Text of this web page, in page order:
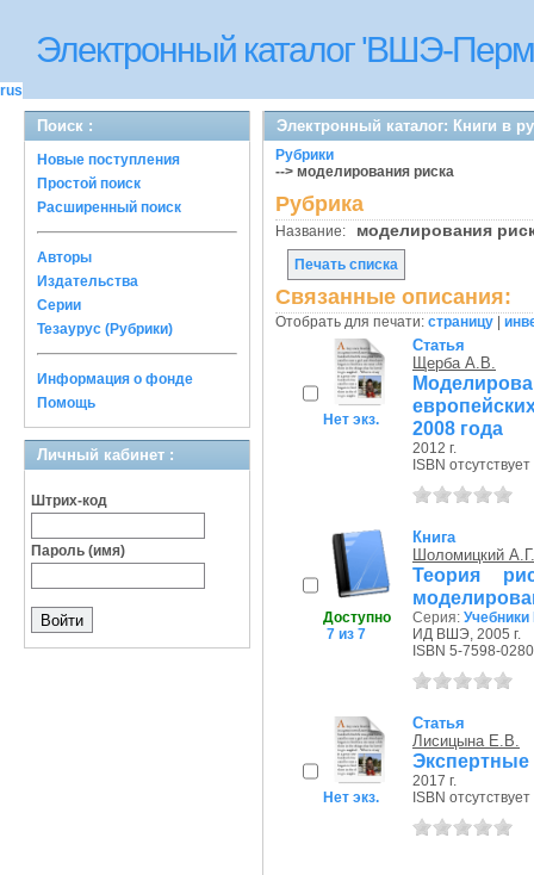
Электронный каталог 'ВШЭ-
rus
Поиск :
Новые поступления
Простой поиск
Расширенный поиск
Авторы
Издательства
Серии
Тезаурус (Рубрики)
Информация о фонде
Помощь
Личный кабинет :
Штрих-код
Пароль (имя)
Электронный каталог: Книги в
Рубрики
--> моделирования риска
Рубрика
Название: моделирования
Печать списка
Связанные описания:
Отобрать для печати: страницу
Нет экз.
Статья
Щерба А.В.
2008 года
2012 г.
ISBN отсутствует
Доступно
7 из 7
Книга
Шоломицкий А.Г.
Теория
Серия:
ИД ВШЭ, 2005 г.
ISBN 5-7598-
Нет экз.
Статья
Лисицына Е.В.
2017 г.
ISBN отсутствует